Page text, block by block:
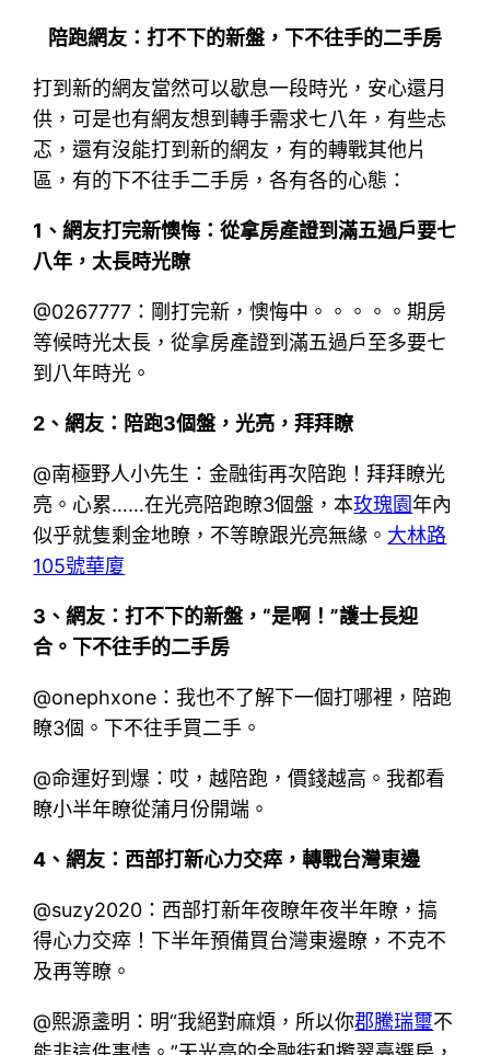
陪跑網友：打不下的新盤，下不往手的二手房
打到新的網友當然可以歇息一段時光，安心還月
供，可是也有網友想到轉手需求七八年，有些忐
忑，還有沒能打到新的網友，有的轉戰其他片
區，有的下不往手二手房，各有各的心態：
1、網友打完新懊悔：從拿房產證到滿五過戶要七
八年，太長時光瞭
@0267777：剛打完新，懊悔中。。。。。期房
等候時光太長，從拿房產證到滿五過戶至多要七
到八年時光。
2、網友：陪跑3個盤，光亮，拜拜瞭
@南極野人小先生：金融街再次陪跑！拜拜瞭光
亮。心累……在光亮陪跑瞭3個盤，本玫瑰園年內
似乎就隻剩金地瞭，不等瞭跟光亮無緣。 大林路
105號華廈
3、網友：打不下的新盤，“是啊！”護士長迎
合。下不往手的二手房
@onephxone：我也不了解下一個打哪裡，陪跑
瞭3個。下不往手買二手。
@命運好到爆：哎，越陪跑，價錢越高。我都看
瞭小半年瞭從蒲月份開端。
4、網友：西部打新心力交瘁，轉戰台灣東邊
@suzy2020：西部打新年夜瞭年夜半年瞭，搞
得心力交瘁！下半年預備買台灣東邊瞭，不克不
及再等瞭。
@熙源盞明：明“我絕對麻煩，所以你郡騰瑞璽不